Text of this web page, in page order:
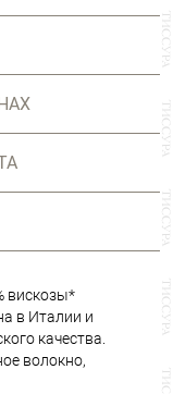
вискозы*
в Италии и
качества.
волокно,